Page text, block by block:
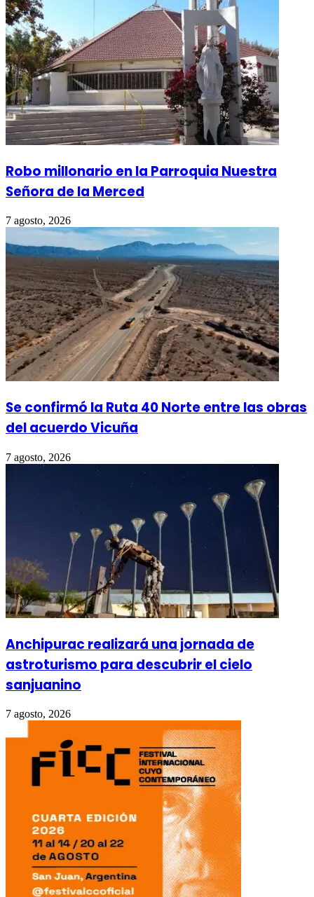
Robo millonario en la Parroquia Nuestra
Señora de la Merced
7 agosto, 2026
Se confirmó la Ruta 40 Norte entre las obras
del acuerdo Vicuña
7 agosto, 2026
Anchipurac realizará una jornada de
astroturismo para descubrir el cielo
sanjuanino
7 agosto, 2026